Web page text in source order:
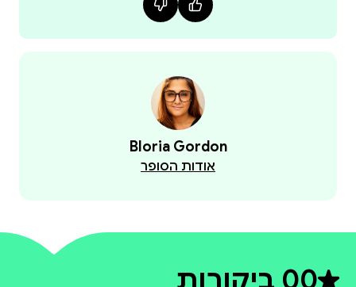
Bloria Gordon
אודות הסופר